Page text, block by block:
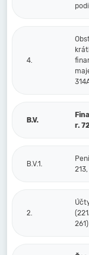
4.
B.V.
r.
B.V.1.
2.
261)